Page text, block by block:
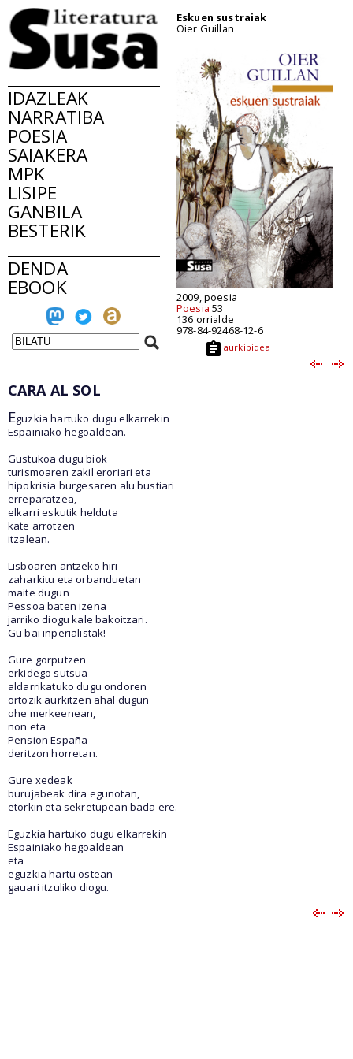
IDAZLEAK
NARRATIBA
POESIA
SAIAKERA
MPK
LISIPE
GANBILA
BESTERIK
DENDA
EBOOK
Eskuen sustraiak
Oier Guillan
2009, poesia
Poesia 53
136 orrialde
978-84-92468-12-6
aurkibidea
CARA AL SOL
Eguzkia hartuko dugu elkarrekin
Espainiako hegoaldean.
Gustukoa dugu biok
turismoaren zakil eroriari eta
hipokrisia burgesaren alu bustiari
erreparatzea,
elkarri eskutik helduta
kate arrotzen
itzalean.
Lisboaren antzeko hiri
zaharkitu eta orbanduetan
maite dugun
Pessoa baten izena
jarriko diogu kale bakoitzari.
Gu bai inperialistak!
Gure gorputzen
erkidego sutsua
aldarrikatuko dugu ondoren
ortozik aurkitzen ahal dugun
ohe merkeenean,
non eta
Pension España
deritzon horretan.
Gure xedeak
burujabeak dira egunotan,
etorkin eta sekretupean bada ere.
Eguzkia hartuko dugu elkarrekin
Espainiako hegoaldean
eta
eguzkia hartu ostean
gauari itzuliko diogu.